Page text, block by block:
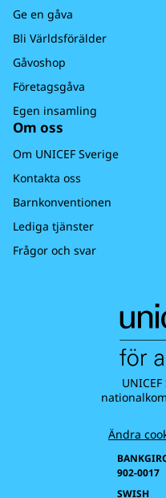
Ge en gåva
Bli Världsförälder
Gåvoshop
Företagsgåva
Egen insamling
Om oss
Om UNICEF Sverige
Kontakta oss
Barnkonventionen
Lediga tjänster
Frågor och svar
Ändra
902-0017
SWISH